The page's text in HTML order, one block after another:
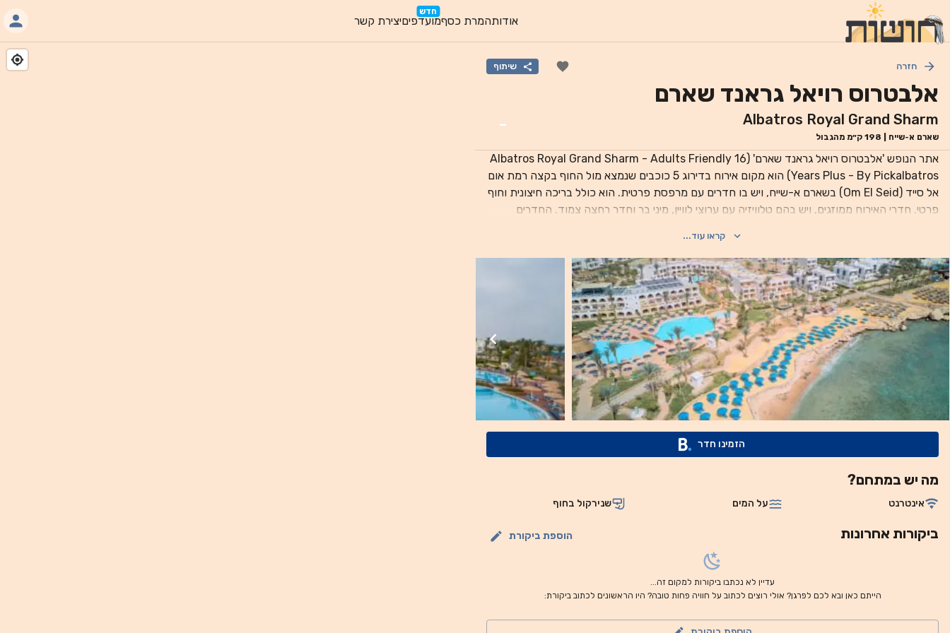
אודותהמרת כסף
חדש
מועדפיםיצירת קשר
חזרה שיתוף
אלבטרוס רויאל גראנד שארם
Albatros Royal Grand Sharm
שארם א-שייח 198 ק״מ מהגבול
-
אתר הנופש 'אלבטרוס רויאל גראנד שארם' (Albatros Royal Grand Sharm - Adults Friendly 16
Years Plus - By Pickalbatros) הוא מקום אירוח בדירוג 5 כוכבים שנמצא מול החוף בקצה רמת אום
אל סייד (Om El Seid) בשארם א-שייח, ויש בו חדרים עם מרפסת פרטית. הוא כולל בריכה חיצונית וחוף
פרטי. חדרי האירוח ממוזגים, ויש בהם טלוויזיה עם ערוצי לוויין, מיני בר וחדר רחצה צמוד. החדרים
ספורט מים, כמו צלילה ושנורקלינג. תוכלו ליהנות גם מעיסוי מרגיע בספא, שכולל גם סאונה, מרכז
כושר, וחמאם טורקי. מסעדת Caravanserai מספקת אווירה אלגנטית ולא פורמלית, ותפריט הבופה
מקום האירוח נמצא במרחק של 10 דקות הליכה מ-איל מרקאטו (Il Mercato) ומ-פאנטסיה לנד
(Phantasia Land). מרכז שארם א שייח' עם הבזארים המסורתיים המפורסמים שלו נמצא במרחק של
15 דקות נסיעה בלבד. יש במקום חניה פרטית בחינם. תוכלו ליהנות מחוף חולי יפהפה.
קראו עוד...
הזמינו חדר
מה יש במתחם?
אינטרנט על המים שנירקול בחוף
ביקורות אחרונות הוספת ביקורת
עדיין לא נכתבו ביקורות למקום זה...
הייתם כאן ובא לכם לפרגן? אולי רוצים לכתוב על חוויה פחות טובה? היו הראשונים לכתוב ביקורת: